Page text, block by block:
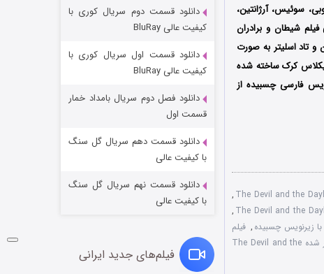
سوئیس، آرژانتین،
فیلم شیطان و برادران
تاد اسلیتر به صورت
کرک ساخته شده
فارسی چسبیده از
,
,
, فیلم
نسخه سانسور شده The Devil and the
مردگان متحرک: شهر مرده ۳
قسمت ۲ (زیرنویس) منتشر شد
دانلود قسمت دوم سریال کوری با
کیفیت عالی BluRay
دانلود قسمت اول سریال کوری با
کیفیت عالی BluRay
دانلود فصل دوم سریال بامداد خمار
قسمت اول
دانلود قسمت دهم سریال گل سنگ
با کیفیت عالی
دانلود قسمت نهم سریال گل سنگ
با کیفیت عالی
فیلم‌های جدید ایرانی